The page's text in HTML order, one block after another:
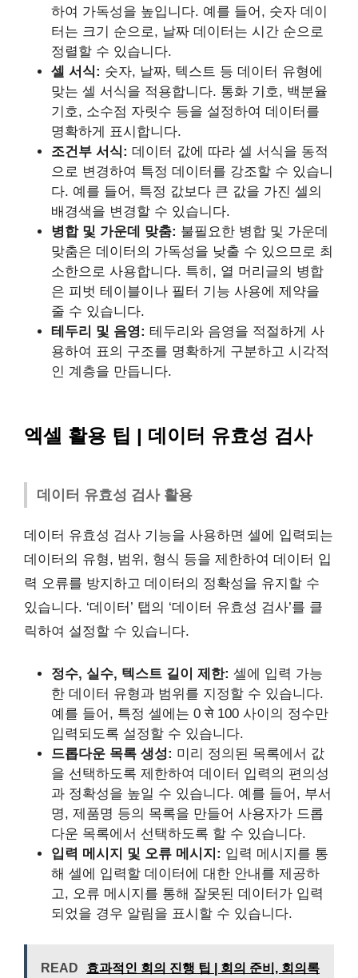
하여 가독성을 높입니다. 예를 들어, 숫자 데이
터는 크기 순으로, 날짜 데이터는 시간 순으로
정렬할 수 있습니다.
셀 서식: 숫자, 날짜, 텍스트 등 데이터 유형에
맞는 셀 서식을 적용합니다. 통화 기호, 백분율
기호, 소수점 자릿수 등을 설정하여 데이터를
명확하게 표시합니다.
조건부 서식: 데이터 값에 따라 셀 서식을 동적
으로 변경하여 특정 데이터를 강조할 수 있습니
다. 예를 들어, 특정 값보다 큰 값을 가진 셀의
배경색을 변경할 수 있습니다.
병합 및 가운데 맞춤: 불필요한 병합 및 가운데
맞춤은 데이터의 가독성을 낮출 수 있으므로 최
소한으로 사용합니다. 특히, 열 머리글의 병합
은 피벗 테이블이나 필터 기능 사용에 제약을
줄 수 있습니다.
테두리 및 음영: 테두리와 음영을 적절하게 사
용하여 표의 구조를 명확하게 구분하고 시각적
인 계층을 만듭니다.
엑셀 활용 팁 | 데이터 유효성 검사
데이터 유효성 검사 활용
데이터 유효성 검사 기능을 사용하면 셀에 입력되는
데이터의 유형, 범위, 형식 등을 제한하여 데이터 입
력 오류를 방지하고 데이터의 정확성을 유지할 수
있습니다. ‘데이터’ 탭의 ‘데이터 유효성 검사’를 클
릭하여 설정할 수 있습니다.
정수, 실수, 텍스트 길이 제한: 셀에 입력 가능
한 데이터 유형과 범위를 지정할 수 있습니다.
예를 들어, 특정 셀에는 0 से 100 사이의 정수만
입력되도록 설정할 수 있습니다.
드롭다운 목록 생성: 미리 정의된 목록에서 값
을 선택하도록 제한하여 데이터 입력의 편의성
과 정확성을 높일 수 있습니다. 예를 들어, 부서
명, 제품명 등의 목록을 만들어 사용자가 드롭
다운 목록에서 선택하도록 할 수 있습니다.
입력 메시지 및 오류 메시지: 입력 메시지를 통
해 셀에 입력할 데이터에 대한 안내를 제공하
고, 오류 메시지를 통해 잘못된 데이터가 입력
되었을 경우 알림을 표시할 수 있습니다.
READ 효과적인 회의 진행 팁 | 회의 준비, 회의록